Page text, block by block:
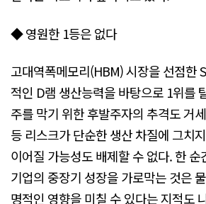
◆ 영원한 1등은 없다
고대역폭메모리(HBM) 시장을 선점한
적인 D램 생산능력을 바탕으로 1위를
주를 막기 위한 후발주자의 추격도 거
등 리스크가 단순한 생산 차질에 그치
이어질 가능성도 배제할 수 없다. 한
기업의 중장기 성장을 가로막는 것은
명적인 영향을 미칠 수 있다는 지적도